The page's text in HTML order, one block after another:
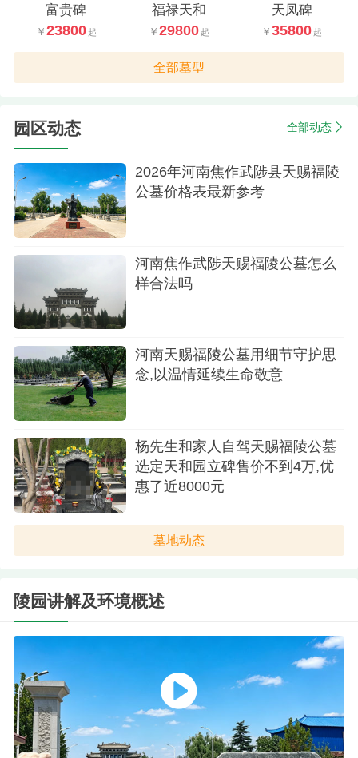
富贵碑
23800
福禄天和
29800
天凤碑
35800
全部墓型
园区动态 全部动态
2026年河南焦作武陟县天赐福陵
公墓价格表最新参考
河南焦作武陟天赐福陵公墓怎么
样合法吗
河南天赐福陵公墓用细节守护思
念,以温情延续生命敬意
杨先生和家人自驾天赐福陵公墓
选定天和园立碑售价不到4万,优
惠了近8000元
墓地动态
陵园讲解及环境概述